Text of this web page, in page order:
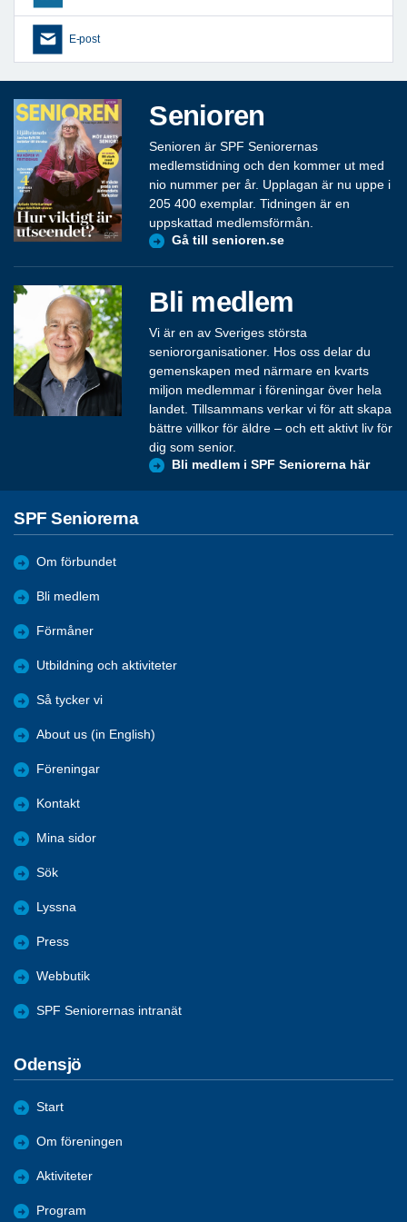
E-post
Senioren
Senioren är SPF Seniorernas
medlemstidning och den kommer ut med
nio nummer per år. Upplagan är nu uppe i
205 400 exemplar. Tidningen är en
uppskattad medlemsförmån.
Gå till senioren.se
Bli medlem
Vi är en av Sveriges största
seniororganisationer. Hos oss delar du
gemenskapen med närmare en kvarts
miljon medlemmar i föreningar över hela
landet. Tillsammans verkar vi för att skapa
bättre villkor för äldre – och ett aktivt liv för
dig som senior.
Bli medlem i SPF Seniorerna här
SPF Seniorerna
Om förbundet
Bli medlem
Förmåner
Utbildning och aktiviteter
Så tycker vi
About us (in English)
Föreningar
Kontakt
Mina sidor
Sök
Lyssna
Press
Webbutik
SPF Seniorernas intranät
Odensjö
Start
Om föreningen
Aktiviteter
Program